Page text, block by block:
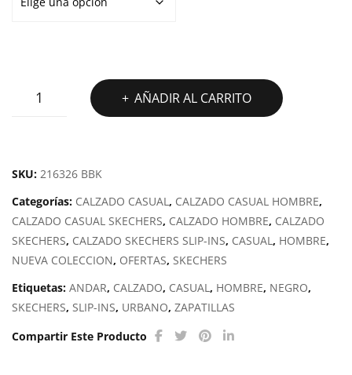
ZAPATILLA
FLEX
MOTION
cantidad
AÑADIR AL CARRITO
SKU: 216326 BBK
Categorías: CALZADO CASUAL, CALZADO CASUAL HOMBRE,
CALZADO CASUAL SKECHERS, CALZADO HOMBRE, CALZADO
SKECHERS, CALZADO SKECHERS SLIP-INS, CASUAL, HOMBRE,
NUEVA COLECCION, OFERTAS, SKECHERS
Etiquetas: ANDAR, CALZADO, CASUAL, HOMBRE, NEGRO,
SKECHERS, SLIP-INS, URBANO, ZAPATILLAS
Compartir Este Producto